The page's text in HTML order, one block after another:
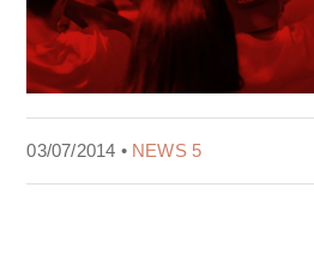
03/07/2014 • NEWS 5